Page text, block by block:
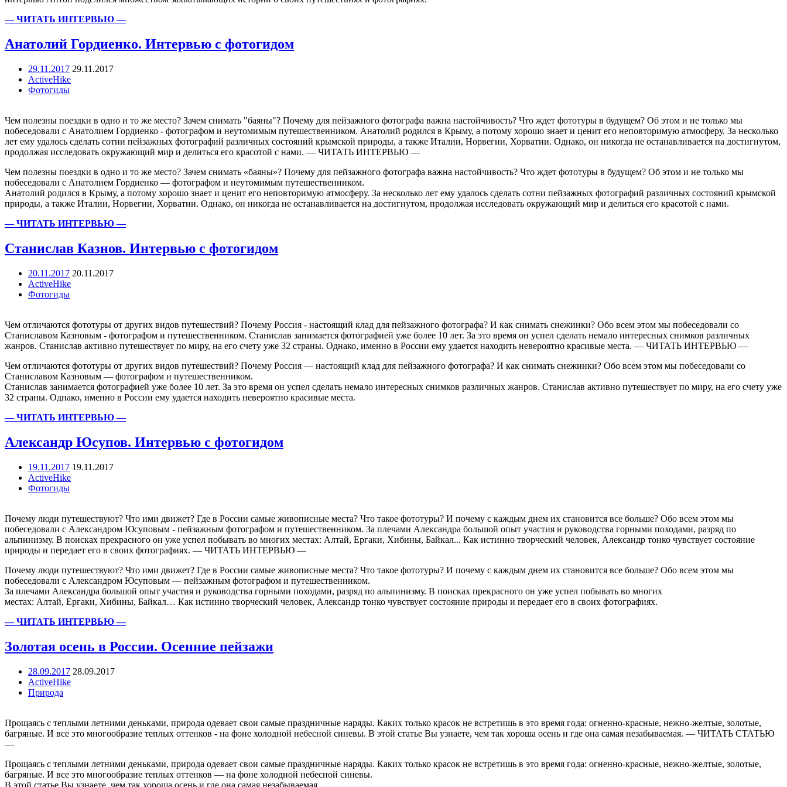
— ЧИТАТЬ ИНТЕРВЬЮ —
Анатолий Гордиенко. Интервью с фотогидом
29.11.2017 29.11.2017
ActiveHike
Фотогиды
Чем полезны поездки в одно и то же место? Зачем снимать "баяны"? Почему для пейзажного фотографа важна настойчивость? Что ждет фототуры в будущем? Об этом и не только мы
побеседовали с Анатолием Гордиенко - фотографом и неутомимым путешественником. Анатолий родился в Крыму, а потому хорошо знает и ценит его неповторимую атмосферу. За несколько
лет ему удалось сделать сотни пейзажных фотографий различных состояний крымской природы, а также Италии, Норвегии, Хорватии. Однако, он никогда не останавливается на достигнутом,
продолжая исследовать окружающий мир и делиться его красотой с нами. — ЧИТАТЬ ИНТЕРВЬЮ —
Чем полезны поездки в одно и то же место? Зачем снимать «баяны»? Почему для пейзажного фотографа важна настойчивость? Что ждет фототуры в будущем? Об этом и не только мы
побеседовали с Анатолием Гордиенко — фотографом и неутомимым путешественником.
Анатолий родился в Крыму, а потому хорошо знает и ценит его неповторимую атмосферу. За несколько лет ему удалось сделать сотни пейзажных фотографий различных состояний крымской
природы, а также Италии, Норвегии, Хорватии. Однако, он никогда не останавливается на достигнутом, продолжая исследовать окружающий мир и делиться его красотой с нами.
— ЧИТАТЬ ИНТЕРВЬЮ —
Станислав Казнов. Интервью с фотогидом
20.11.2017 20.11.2017
ActiveHike
Фотогиды
Чем отличаются фототуры от других видов путешествий? Почему Россия - настоящий клад для пейзажного фотографа? И как снимать снежинки? Обо всем этом мы побеседовали со
Станиславом Казновым - фотографом и путешественником. Станислав занимается фотографией уже более 10 лет. За это время он успел сделать немало интересных снимков различных
жанров. Станислав активно путешествует по миру, на его счету уже 32 страны. Однако, именно в России ему удается находить невероятно красивые места. — ЧИТАТЬ ИНТЕРВЬЮ —
Чем отличаются фототуры от других видов путешествий? Почему Россия — настоящий клад для пейзажного фотографа? И как снимать снежинки? Обо всем этом мы побеседовали со
Станиславом Казновым — фотографом и путешественником.
Станислав занимается фотографией уже более 10 лет. За это время он успел сделать немало интересных снимков различных жанров. Станислав активно путешествует по миру, на его счету уже
32 страны. Однако, именно в России ему удается находить невероятно красивые места.
— ЧИТАТЬ ИНТЕРВЬЮ —
Александр Юсупов. Интервью с фотогидом
19.11.2017 19.11.2017
ActiveHike
Фотогиды
Почему люди путешествуют? Что ими движет? Где в России самые живописные места? Что такое фототуры? И почему с каждым днем их становится все больше? Обо всем этом мы
побеседовали с Александром Юсуповым - пейзажным фотографом и путешественником. За плечами Александра большой опыт участия и руководства горными походами, разряд по
альпинизму. В поисках прекрасного он уже успел побывать во многих местах: Алтай, Ергаки, Хибины, Байкал... Как истинно творческий человек, Александр тонко чувствует состояние
природы и передает его в своих фотографиях. — ЧИТАТЬ ИНТЕРВЬЮ —
Почему люди путешествуют? Что ими движет? Где в России самые живописные места? Что такое фототуры? И почему с каждым днем их становится все больше? Обо всем этом мы
побеседовали с Александром Юсуповым — пейзажным фотографом и путешественником.
За плечами Александра большой опыт участия и руководства горными походами, разряд по альпинизму. В поисках прекрасного он уже успел побывать во многих
местах: Алтай, Ергаки, Хибины, Байкал… Как истинно творческий человек, Александр тонко чувствует состояние природы и передает его в своих фотографиях.
— ЧИТАТЬ ИНТЕРВЬЮ —
Золотая осень в России. Осенние пейзажи
28.09.2017 28.09.2017
ActiveHike
Природа
Прощаясь с теплыми летними деньками, природа одевает свои самые праздничные наряды. Каких только красок не встретишь в это время года: огненно-красные, нежно-желтые, золотые,
багряные. И все это многообразие теплых оттенков - на фоне холодной небесной синевы. В этой статье Вы узнаете, чем так хороша осень и где она самая незабываемая. — ЧИТАТЬ СТАТЬЮ
—
Прощаясь с теплыми летними деньками, природа одевает свои самые праздничные наряды. Каких только красок не встретишь в это время года: огненно-красные, нежно-желтые, золотые,
багряные. И все это многообразие теплых оттенков — на фоне холодной небесной синевы.
В этой статье Вы узнаете, чем так хороша осень и где она самая незабываемая.